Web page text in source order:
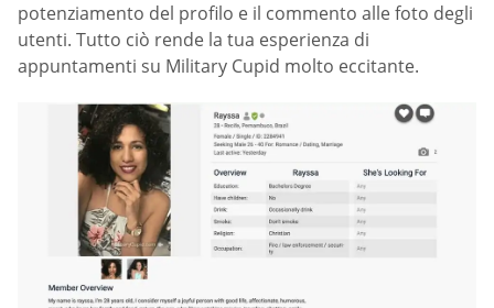
potenziamento del profilo e il commento alle foto degli
utenti. Tutto ciò rende la tua esperienza di
appuntamenti su Military Cupid molto eccitante.